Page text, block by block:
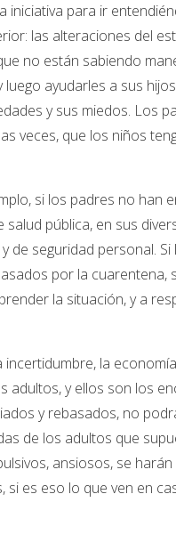
iniciativa para ir
las alteraciones del
no están sabiendo
ayudarles a sus
y sus miedos. Los
veces, que los niños
si los padres no han
pública, en sus
de seguridad personal.
por la cuarentena,
la situación, y a
la
y ellos son los
y rebasados, no
de los adultos que
ansiosos, se
si es eso lo que ven en